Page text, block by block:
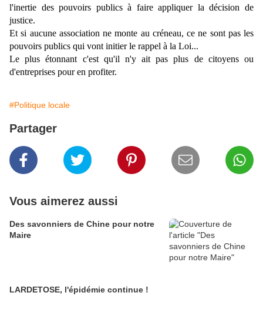
l'inertie des pouvoirs publics à faire appliquer la décision de
justice.
Et si aucune association ne monte au créneau, ce ne sont pas les
pouvoirs publics qui vont initier le rappel à la Loi...
Le plus étonnant c'est qu'il n'y ait pas plus de citoyens ou
d'entreprises pour en profiter.
#Politique locale
Partager
Vous aimerez aussi
Des savonniers de Chine pour notre
Maire
LARDETOSE, l'épidémie continue !